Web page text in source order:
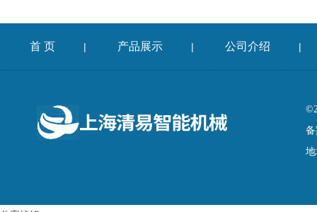
首 页 | 产品展示 | 公司介绍 |
备